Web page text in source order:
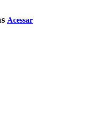
Acessar